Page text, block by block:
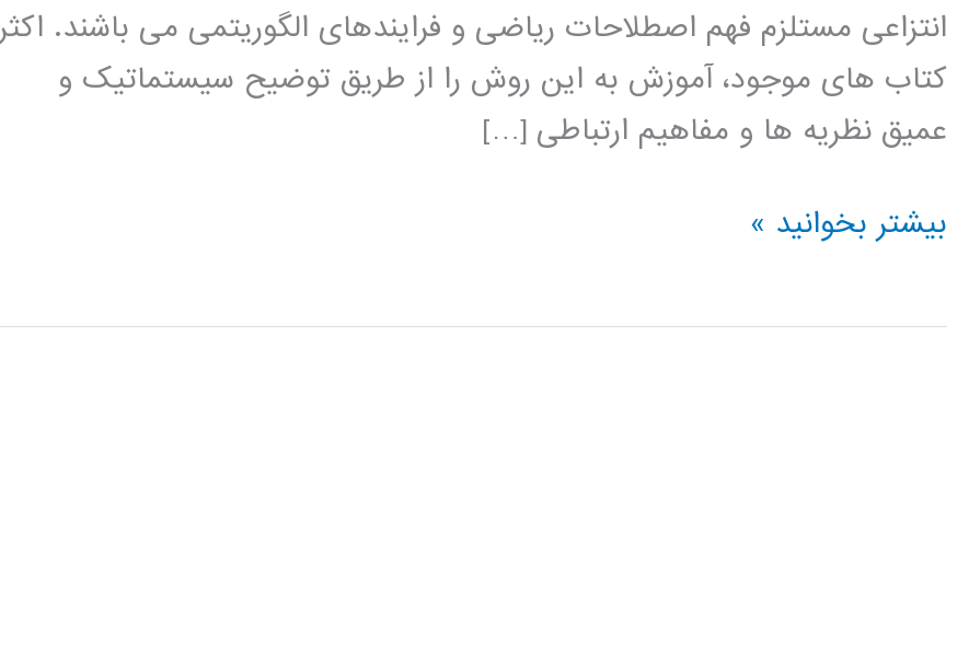
انتزاعی مستلزم فهم اصطلاحات ریاضی و فرایندهای الگوریتمی می باشند. اکثر
کتاب های موجود، آموزش به این روش را از طریق توضیح سیستماتیک و
عمیق نظریه ها و مفاهیم ارتباطی […]
کتاب
مسئله-
بیشتر بخوانید »